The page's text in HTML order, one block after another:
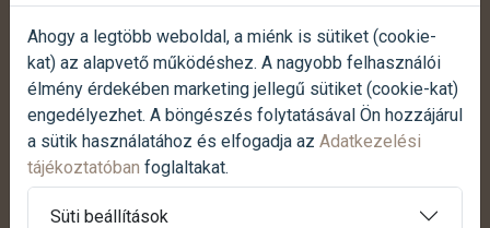
NYITVATARTÁS:
Hétfőtől-péntekig:07:00 - 17:00
Szombaton:07:30 - 12:00
Vasárnap:Zárva
Termék reklamáció bejelentése
Ahogy a legtöbb weboldal, a miénk is sütiket (cookie-
kat) az alapvető működéshez. A nagyobb felhasználói
élmény érdekében marketing jellegű sütiket (cookie-kat)
engedélyezhet. A böngészés folytatásával Ön hozzájárul
a sütik használatához és elfogadja az Adatkezelési
tájékoztatóban foglaltakat.
Süti beállítások